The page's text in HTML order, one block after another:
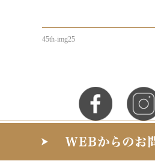
45th-img25